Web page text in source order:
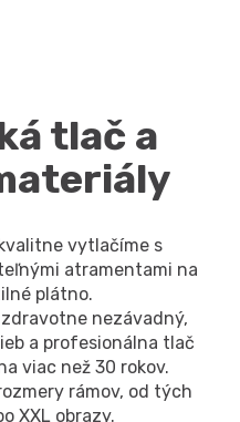
tlač a
vytlačíme s
atramentami na
plátno.
nezávadný,
a profesionálna tlač
viac než 30 rokov.
rámov, od tých
XXL obrazy.